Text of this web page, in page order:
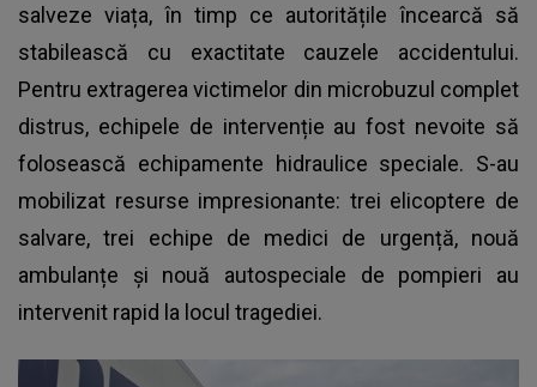
salveze viața, în timp ce autoritățile încearcă să
stabilească cu exactitate cauzele accidentului.
Pentru extragerea victimelor din microbuzul complet
distrus, echipele de intervenție au fost nevoite să
folosească echipamente hidraulice speciale. S-au
mobilizat resurse impresionante: trei elicoptere de
salvare, trei echipe de medici de urgență, nouă
ambulanțe și nouă autospeciale de pompieri au
intervenit rapid la locul tragediei.